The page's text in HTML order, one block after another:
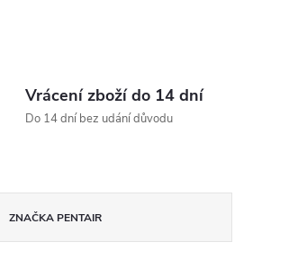
Vrácení zboží do 14 dní
Do 14 dní bez udání důvodu
ZNAČKAPENTAIR